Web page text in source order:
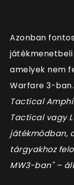
Azonban
amelyek nem
Warfare 3-ban.
Tactical
Tactical vagy
játékmódban,
tárgyakhoz
MW3-ban" –